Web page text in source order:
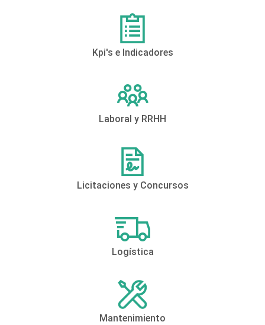
Kpi's e Indicadores
Laboral y RRHH
Licitaciones y Concursos
Logística
Mantenimiento